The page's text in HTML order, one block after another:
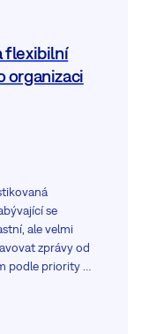
flexibilní
organizaci
se
ale velmi
zprávy od
podle priority v